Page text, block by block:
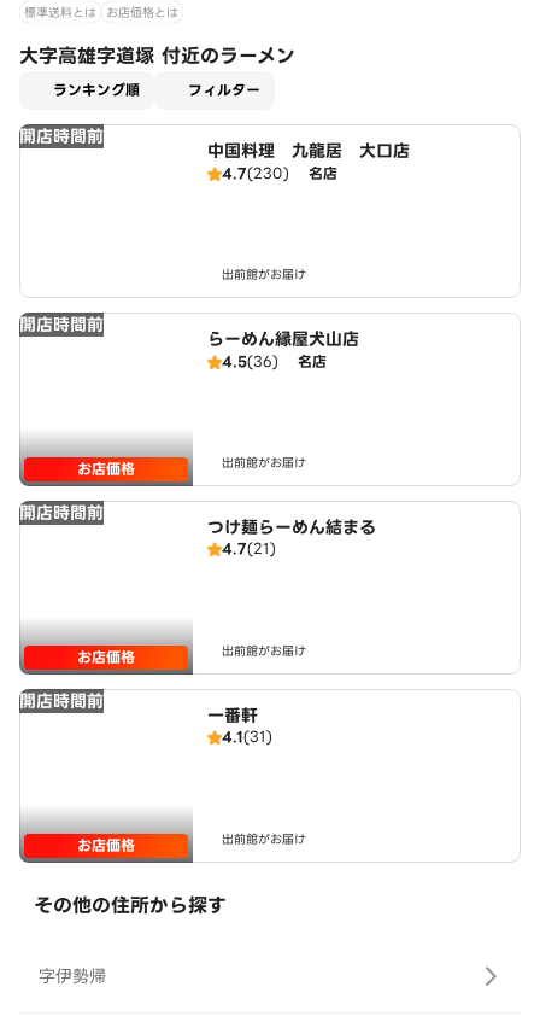
標準送料とは お店価格とは
大字高雄字道塚 付近のラーメン
ランキング順 フィルター
開店時間前
中国料理 九龍居 大口店
4.7(230) 名店
出前館がお届け
開店時間前
お店価格
らーめん縁屋犬山店
4.5(36) 名店
出前館がお届け
開店時間前
お店価格
つけ麺らーめん結まる
4.7(21)
出前館がお届け
開店時間前
お店価格
一番軒
4.1(31)
出前館がお届け
その他の住所から探す
字伊勢帰